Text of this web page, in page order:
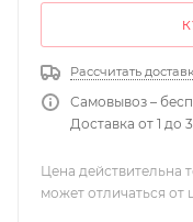
Рассчитать
Самовывоз –
Доставка от 1 до
Цена действительна
может отличаться от